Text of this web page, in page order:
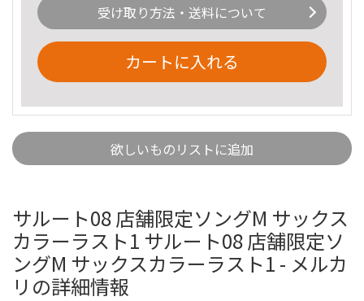
受け取り方法・送料について
カートに入れる
欲しいものリストに追加
サルート08 店舗限定ソングM サックス
カラーラスト1 サルート08 店舗限定ソ
ングM サックスカラーラスト1 - メルカ
リの詳細情報